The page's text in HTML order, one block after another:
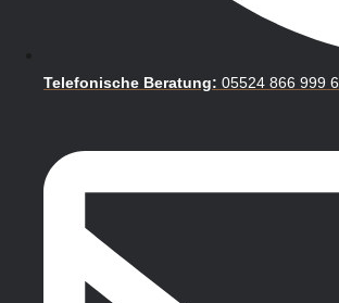
Telefonische Beratung: 05524 866 999 6